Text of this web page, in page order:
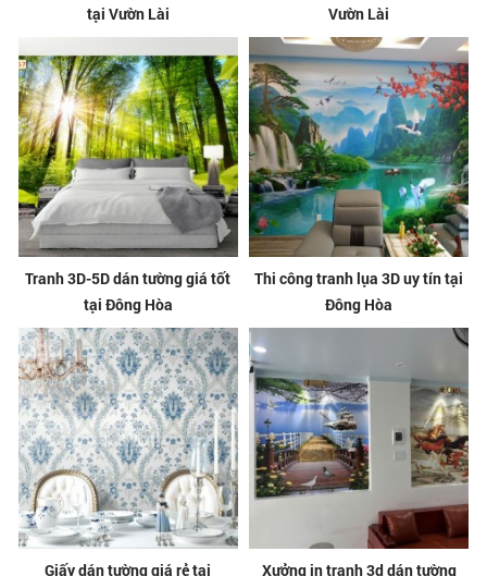
tại Vườn Lài
Vườn Lài
Tranh 3D-5D dán tường giá tốt
tại Đông Hòa
Thi công tranh lụa 3D uy tín tại
Đông Hòa
Giấy dán tường giá rẻ tại
Xưởng in tranh 3d dán tường